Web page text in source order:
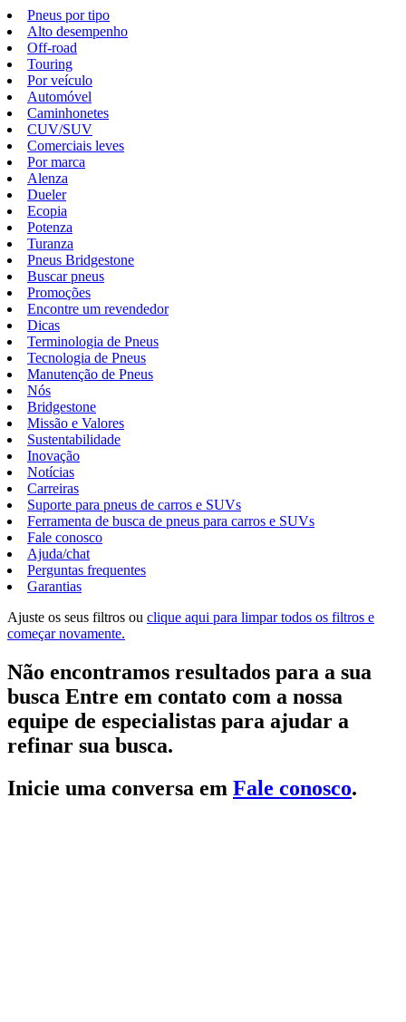
Pneus por tipo
Alto desempenho
Off-road
Touring
Por veículo
Automóvel
Caminhonetes
CUV/SUV
Comerciais leves
Por marca
Alenza
Dueler
Ecopia
Potenza
Turanza
Pneus Bridgestone
Buscar pneus
Promoções
Encontre um revendedor
Dicas
Terminologia de Pneus
Tecnologia de Pneus
Manutenção de Pneus
Nós
Bridgestone
Missão e Valores
Sustentabilidade
Inovação
Notícias
Carreiras
Suporte para pneus de carros e SUVs
Ferramenta de busca de pneus para carros e SUVs
Fale conosco
Ajuda/chat
Perguntas frequentes
Garantias
Ajuste os seus filtros ou clique aqui para limpar todos os filtros e
começar novamente.
Não encontramos resultados para a sua
busca Entre em contato com a nossa
equipe de especialistas para ajudar a
refinar sua busca.
Inicie uma conversa em Fale conosco.